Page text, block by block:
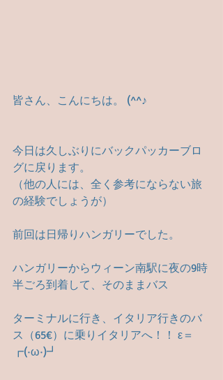
皆さん、こんにちは。 (^^♪
今日は久しぶりにバックパッカーブロ
グに戻ります。
（他の人には、全く参考にならない旅
の経験でしょうが）
前回は日帰りハンガリーでした。
ハンガリーからウィーン南駅に夜の9時
半ごろ到着して、そのままバス
ターミナルに行き、イタリア行きのバ
ス（65€）に乗りイタリアへ！！ ε＝
┏(·ω·)┛